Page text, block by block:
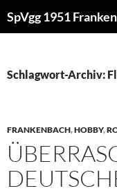
Inhalt
SpVgg 1951
Schlagwort-Archiv:
FRANKENBACH,HOBBY,